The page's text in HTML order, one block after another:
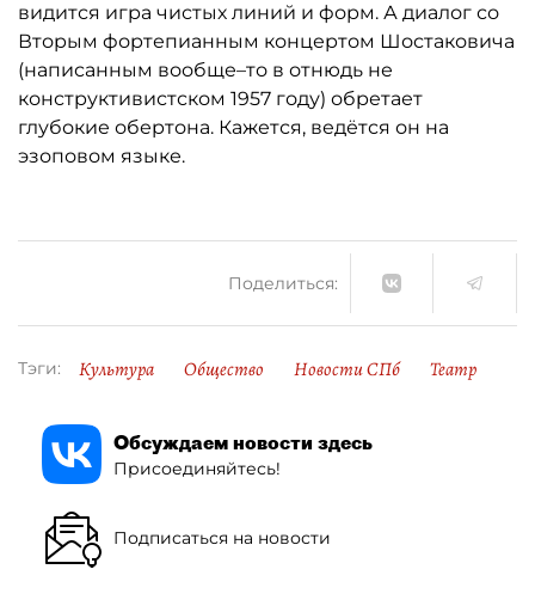
видится игра чистых линий и форм. А диалог со
Вторым фортепианным концертом Шостаковича
(написанным вообще–то в отнюдь не
конструктивистском 1957 году) обретает
глубокие обертона. Кажется, ведётся он на
эзоповом языке.
Поделиться:
Тэги: Культура Общество Новости СПб Театр
Обсуждаем новости здесь
Присоединяйтесь!
Подписаться на новости